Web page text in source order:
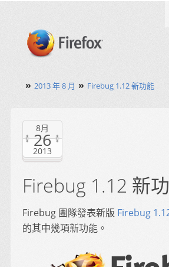
» 2013 年 8 月 » Firebug 1.12 新功能
8月
26
2013
Firebug 1.12 新
Firebug 團隊發表新版 Firebug
的其中幾項新功能。